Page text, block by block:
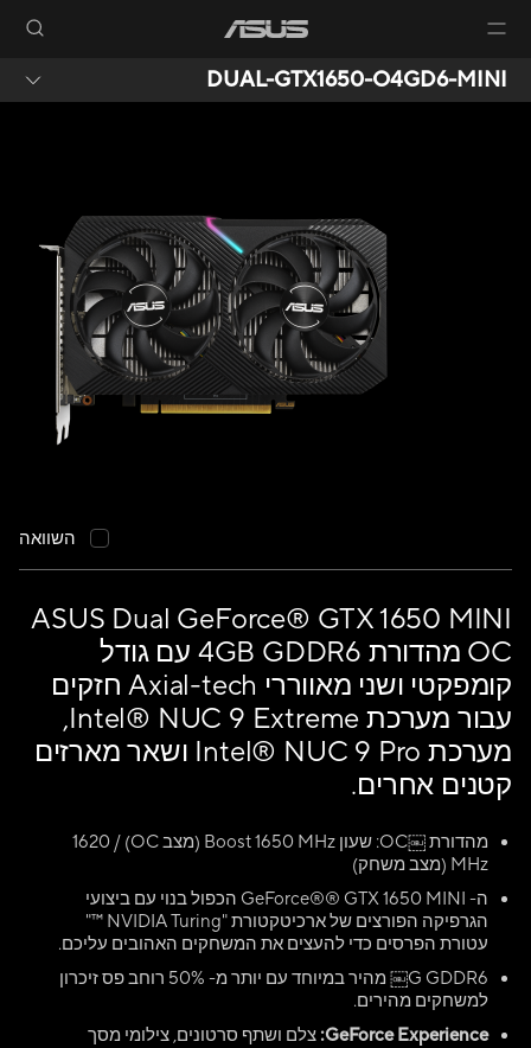
DUAL-GTX1650-O4GD6-MINI
ASUS Dual GeForce® GTX 1650 MINI
OC מהדורת 4GB GDDR6 עם גודל
קומפקטי ושני מאווררי Axial-tech חזקים
עבור מערכת Intel® NUC 9 Extreme,
מערכת Intel® NUC 9 Pro ושאר מארזים
קטנים אחרים.
מהדורת ￼OC: שעון Boost 1650 MHz (מצב OC) / 1620
MHz (מצב משחק)
ה- GeForce®® GTX 1650 MINI הכפול בנוי עם ביצועי
הגרפיקה הפורצים של ארכיטקטורת "NVIDIA Turing ™"
עטורת הפרסים כדי להעצים את המשחקים האהובים עליכם.
G GDDR6￼ מהיר במיוחד עם יותר מ- 50% רוחב פס זיכרון
למשחקים מהירים.
GeForce Experience: צלם ושתף סרטונים, צילומי מסך
השוואה